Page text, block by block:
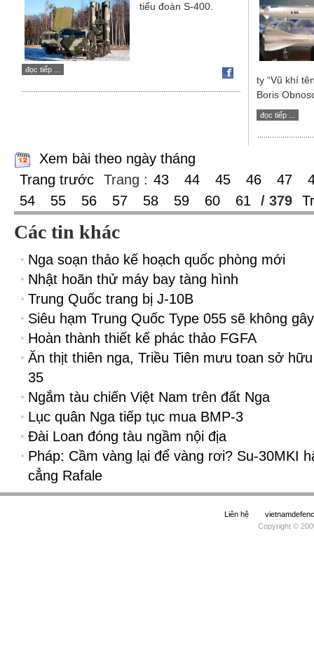
tiểu đoàn S-400.
đọc tiếp ...
ty “Vũ khí
Boris
đọc tiếp ...
Xem bài theo ngày tháng
Trang trước
Trang : 43 44 45 46 47
54
55 56 57 58 59 60 61 / 379
Các tin khác
Nga soạn thảo kế hoạch quốc phòng mới
Nhật hoãn thử máy bay tàng hình
Trung Quốc trang bị J-10B
Siêu hạm Trung Quốc Type 055 sẽ không
Hoàn thành thiết kế phác thảo FGFA
Ăn thịt thiên nga, Triều Tiên mưu toan sở
35
Ngắm tàu chiến Việt Nam trên đất Nga
Lục quân Nga tiếp tục mua BMP-3
Đài Loan đóng tàu ngầm nội địa
Pháp: Cầm vàng lại để vàng rơi? Su-30MKI
cẳng Rafale
Liên hệ
Copyright ©